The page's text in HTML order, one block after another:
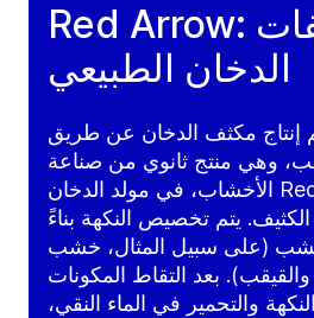
Red Arrow: رواد مكثفات
الدخان الطبيعي
إنتاج مكثف الدخان عن طريق
وهي منتج ثانوي من صناعة
الأخشاب، في مولد الدخان Red Arrow مصمم
يتم تخصيص النكهة بناءً
(على سبيل المثال، خشب
بعد التقاط المكونات
والتحمير في الماء النقي،